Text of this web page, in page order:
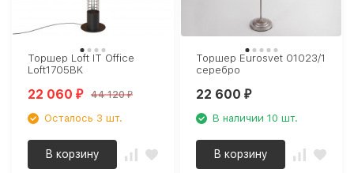
Торшер Loft IT Office
Loft1705BK
22 060₽ 44 120₽
Осталось 3 шт.
В корзину
Торшер Eurosvet 01023/1
серебро
22 600₽
В наличии 10 шт.
В корзину